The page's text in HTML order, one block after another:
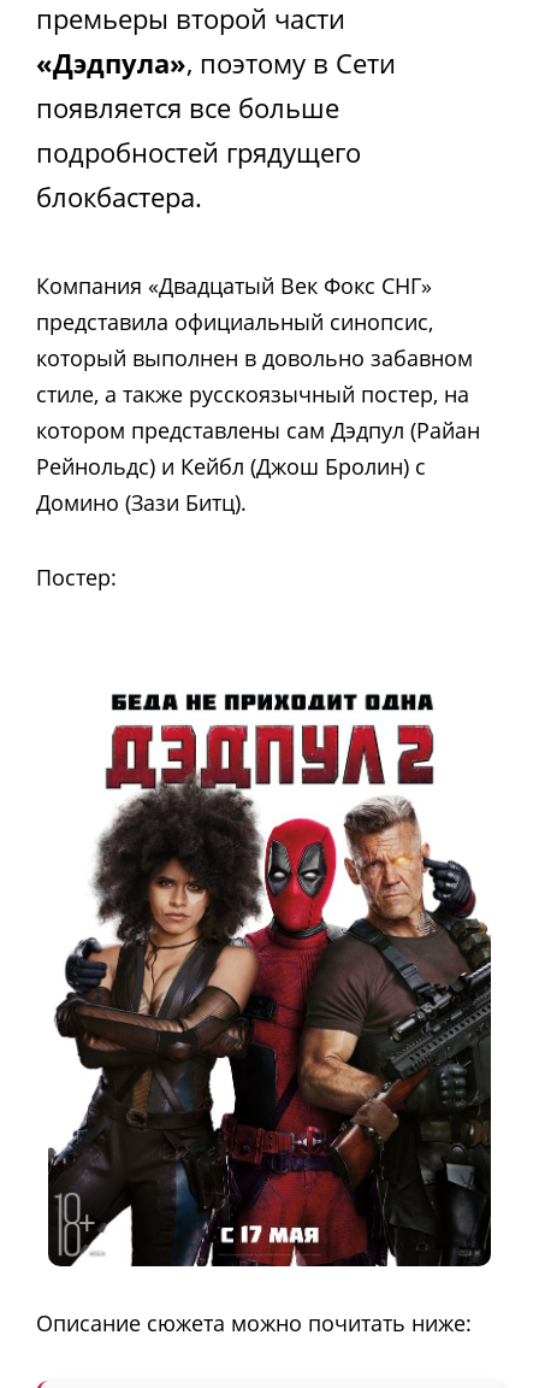
премьеры второй части
«Дэдпула», поэтому в Сети
появляется все больше
подробностей грядущего
блокбастера.
Компания «Двадцатый Век Фокс СНГ»
представила официальный синопсис,
который выполнен в довольно забавном
стиле, а также русскоязычный постер, на
котором представлены сам Дэдпул (Райан
Рейнольдс) и Кейбл (Джош Бролин) с
Домино (Зази Битц).
Постер:
Описание сюжета можно почитать ниже: